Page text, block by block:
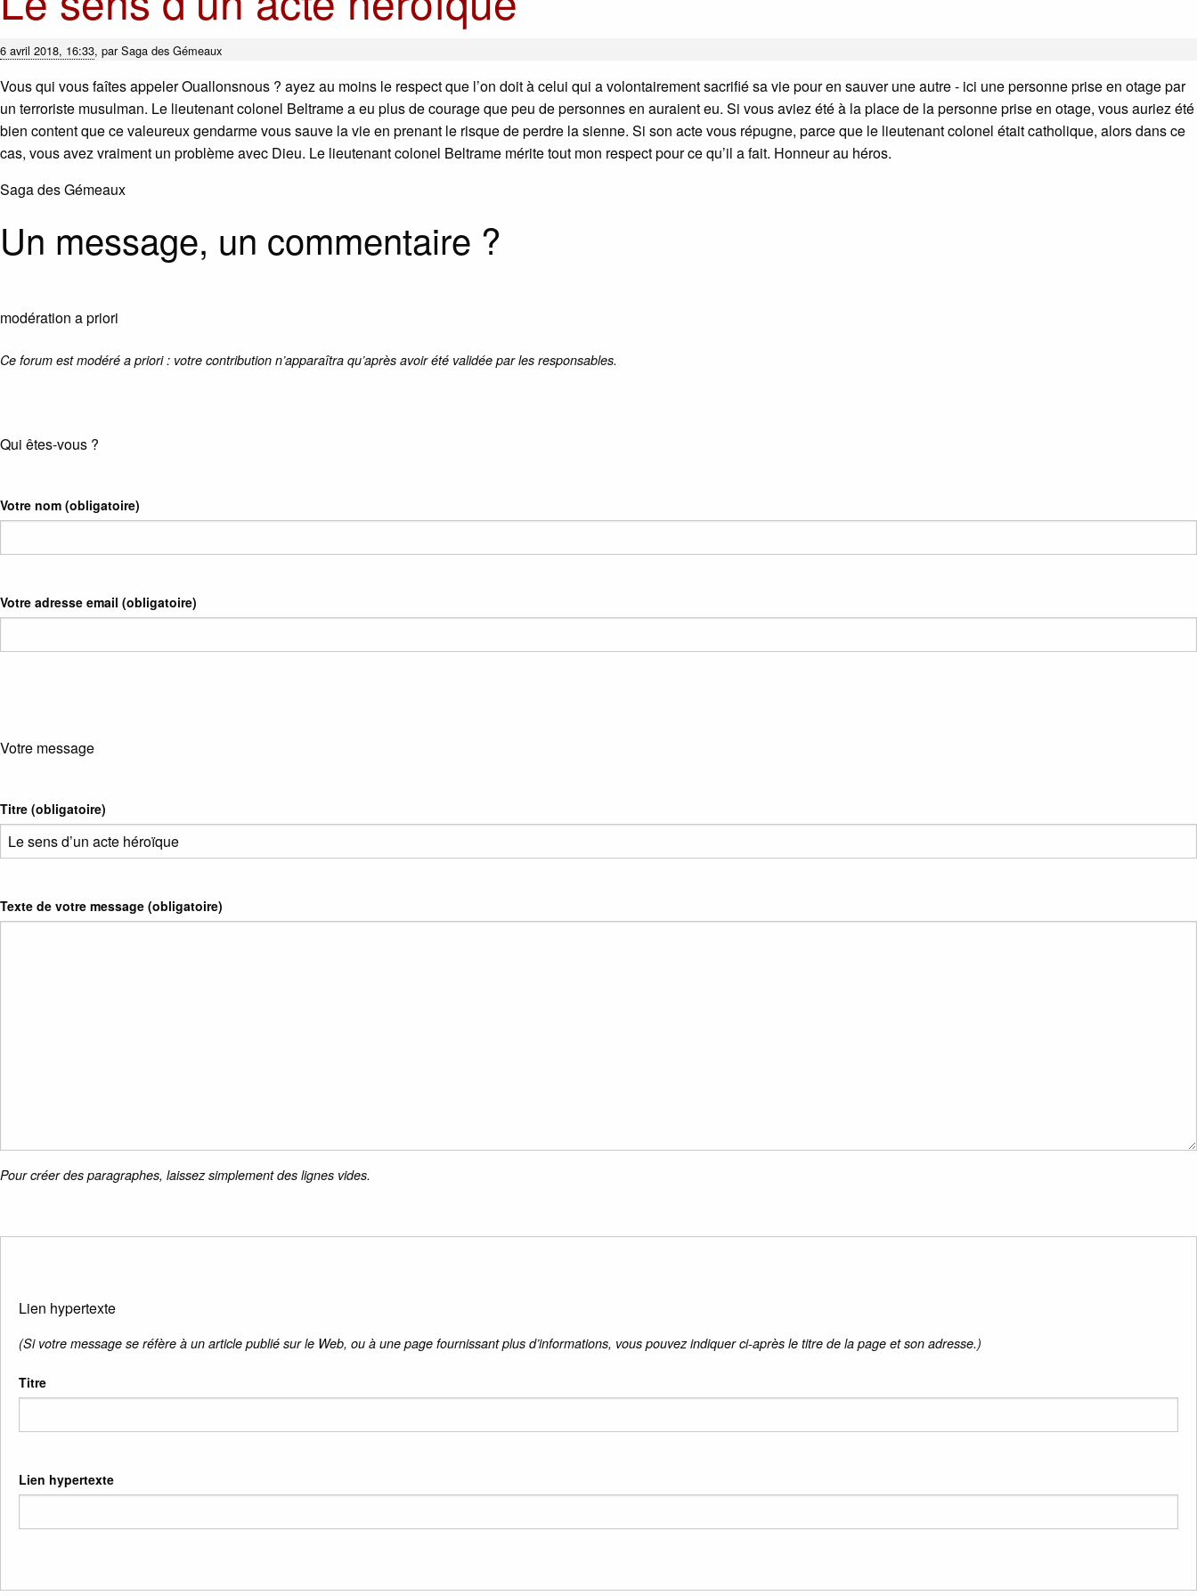
6 avril 2018, 16:33, parSaga des Gémeaux
Vous qui vous faîtes appeler Ouallonsnous ? ayez au moins le respect que l’on doit à celui qui a volontairement sacrifié sa vie pour en sauver une autre - ici une personne prise en otage par
un terroriste musulman. Le lieutenant colonel Beltrame a eu plus de courage que peu de personnes en auraient eu. Si vous aviez été à la place de la personne prise en otage, vous auriez été
bien content que ce valeureux gendarme vous sauve la vie en prenant le risque de perdre la sienne. Si son acte vous répugne, parce que le lieutenant colonel était catholique, alors dans ce
cas, vous avez vraiment un problème avec Dieu. Le lieutenant colonel Beltrame mérite tout mon respect pour ce qu’il a fait. Honneur au héros.
Saga des Gémeaux
Un message, un commentaire ?
modération a priori
Ce forum est modéré a priori : votre contribution n’apparaîtra qu’après avoir été validée par les responsables.
Qui êtes-vous ?
Votre nom (obligatoire)
Votre adresse email (obligatoire)
Votre message
Titre (obligatoire)
Texte de votre message (obligatoire)
Pour créer des paragraphes, laissez simplement des lignes vides.
Lien hypertexte
(Si votre message se réfère à un article publié sur le Web, ou à une page fournissant plus d’informations, vous pouvez indiquer ci-après le titre de la page et son adresse.)
Titre
Lien hypertexte